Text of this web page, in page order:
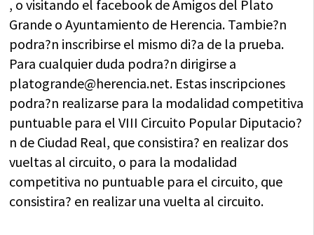
, o visitando el facebook de Amigos del Plato
Grande o Ayuntamiento de Herencia. Tambie?n
podra?n inscribirse el mismo di?a de la prueba.
Para cualquier duda podra?n dirigirse a
platogrande@herencia.net. Estas inscripciones
podra?n realizarse para la modalidad competitiva
puntuable para el VIII Circuito Popular Diputacio?
n de Ciudad Real, que consistira? en realizar dos
vueltas al circuito, o para la modalidad
competitiva no puntuable para el circuito, que
consistira? en realizar una vuelta al circuito.